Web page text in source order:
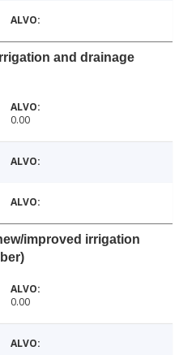
and drainage
0.00
improved irrigation
0.00